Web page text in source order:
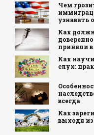
Чем
узнавать
Как
приняли
Как
слух:
всегда
Как
выходя